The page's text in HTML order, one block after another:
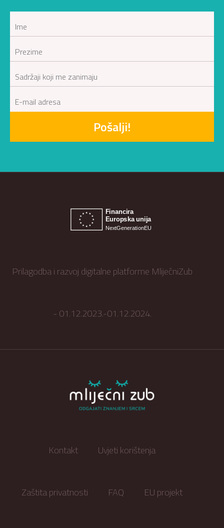
Pošalji!
Prilagodba i razvoj digitalne platforme MliječniZub
- 01.12.2023.-01.12.2024.
Kontakt Uvjeti korištenja
Zaštita privatnosti FAQ EU projekt